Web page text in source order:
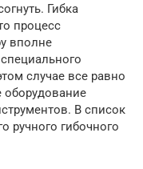
Гибка
процесс
вполне
случае все равно
оборудование
В список
ручного гибочного